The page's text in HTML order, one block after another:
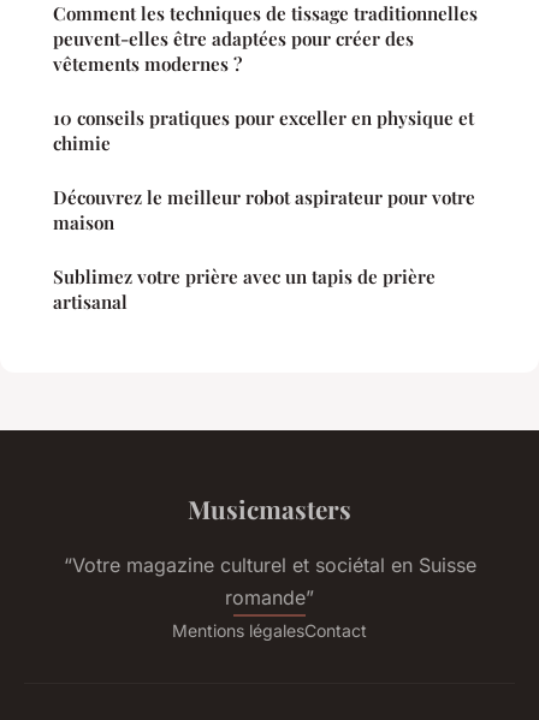
Comment les techniques de tissage traditionnelles
peuvent-elles être adaptées pour créer des
vêtements modernes ?
10 conseils pratiques pour exceller en physique et
chimie
Découvrez le meilleur robot aspirateur pour votre
maison
Sublimez votre prière avec un tapis de prière
artisanal
Musicmasters
“Votre magazine culturel et sociétal en Suisse
romande”
Mentions légalesContact